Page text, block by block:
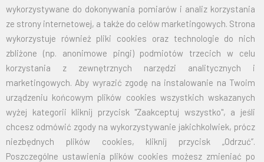
wykorzystywane do dokonywania pomiarów i analiz korzystania
ze strony internetowej, a także do celów marketingowych. Strona
wykorzystuje również pliki cookies oraz technologie do nich
zbliżone (np. anonimowe pingi) podmiotów trzecich w celu
korzystania z zewnętrznych narzędzi analitycznych i
marketingowych. Aby wyrazić zgodę na instalowanie na Twoim
urządzeniu końcowym plików cookies wszystkich wskazanych
wyżej kategorii kliknij przycisk "Zaakceptuj wszystko", a jeśli
chcesz odmówić zgody na wykorzystywanie jakichkolwiek, prócz
niezbędnych plików cookies, kliknij przycisk „Odrzuć”.
Poszczególne ustawienia plików cookies możesz zmieniać po
15X24 12,50 15,38
30X50 19,00 23,37
50X80 26,00 31,98
70X110 32,50 39,98
100X160 67,50 83,03
125X200 105,00